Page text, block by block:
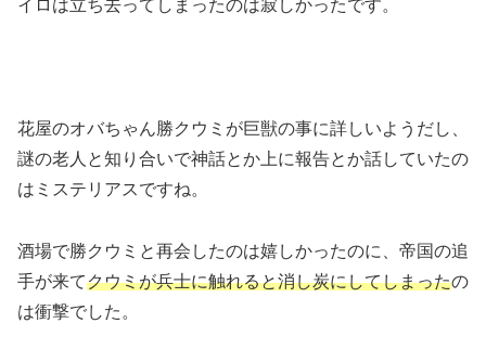
イロは立ち去ってしまったのは寂しかったです。
花屋のオバちゃん勝クウミが巨獣の事に詳しいようだし、
謎の老人と知り合いで神話とか上に報告とか話していたの
はミステリアスですね。
酒場で勝クウミと再会したのは嬉しかったのに、帝国の追
手が来てクウミが兵士に触れると消し炭にしてしまったの
は衝撃でした。